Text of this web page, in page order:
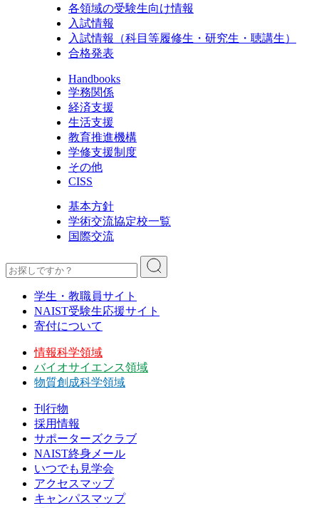
各領域の受験生向け情報
入試情報
入試情報（科目等履修生・研究生・聴講生）
合格発表
Handbooks
学務関係
経済支援
生活支援
教育推進機構
学修支援制度
その他
CISS
基本方針
学術交流協定校一覧
国際交流
学生・教職員サイト
NAIST受験生応援サイト
寄付について
情報科学領域
バイオサイエンス領域
物質創成科学領域
刊行物
採用情報
サポーターズクラブ
NAIST終身メール
いつでも見学会
アクセスマップ
キャンパスマップ